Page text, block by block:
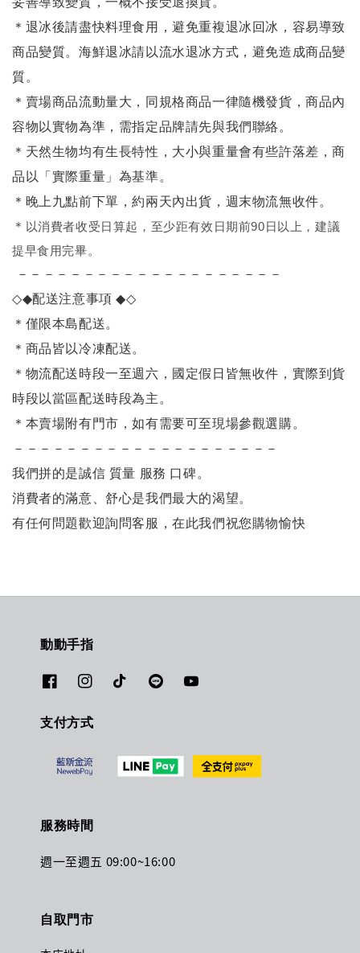
＊退冰後請盡快料理食用，避免重複退冰回冰，容易導致
商品變質。海鮮退冰請以流水退冰方式，避免造成商品變
質。
＊賣場商品流動量大，同規格商品一律隨機發貨，商品內
容物以實物為準，需指定品牌請先與我們聯絡。
＊天然生物均有生長特性，大小與重量會有些許落差，商
品以「實際重量」為基準。
＊晚上九點前下單，約兩天內出貨，週末物流無收件。
＊ 以消費者收受日算起，至少距有效日期前90日以上，建議
提早食用完畢。
－－－－－－－－－－－－－－－－－－－－
◇◆配送注意事項◆◇
＊僅限本島配送。
＊商品皆以冷凍配送。
＊物流配送時段一至週六，國定假日皆無收件，實際到貨
時段以當區配送時段為主。
＊本賣場附有門市，如有需要可至現場參觀選購。
－－－－－－－－－－－－－－－－－－－－
我們拼的是誠信 質量 服務 口碑。
消費者的滿意、舒心是我們最大的渴望。
有任何問題歡迎詢問客服，在此我們祝您購物愉快
動動手指
支付方式
服務時間
週一至週五 09:00~16:00
自取門市